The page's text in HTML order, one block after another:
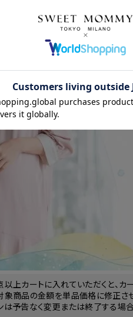
上カートに入れていただくと、カ
象商品の金額を単品価格に修正さ
は予告なく変更または終了する場合
コピーしました。
は会員登録が必要となります。